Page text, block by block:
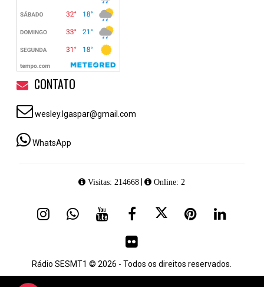
CONTATO
wesley.lgaspar@gmail.com
WhatsApp
Visitas: 214668 | Online: 2
Rádio SESMT1 © 2026 - Todos os direitos reservados.